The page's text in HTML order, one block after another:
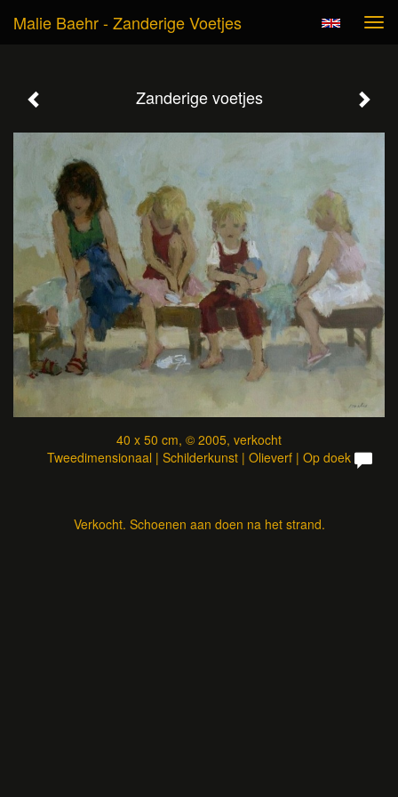
Malie Baehr - Zanderige Voetjes
Zanderige voetjes
40 x 50 cm, © 2005, verkocht
Tweedimensionaal | Schilderkunst | Olieverf | Op doek
Verkocht. Schoenen aan doen na het strand.